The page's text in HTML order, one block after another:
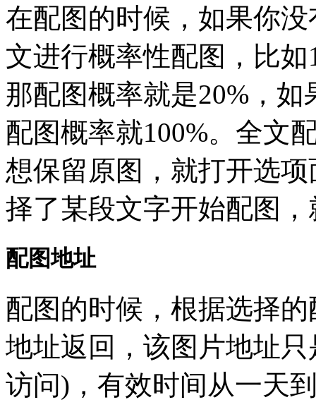
在配图的时候，如果你
文进行概率性配图，比
那配图概率就是20%，
配图概率就100%。全文
想保留原图，就打开选
择了某段文字开始配图
配图地址
配图的时候，根据选择
地址返回，该图片地址
访问)，有效时间从一天